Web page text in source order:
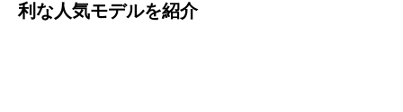
利な人気モデルを紹介